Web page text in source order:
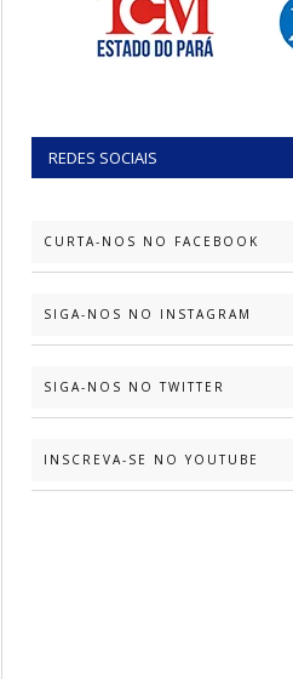
REDES SOCIAIS
CURTA-NOS NO FACEBOOK
SIGA-NOS NO INSTAGRAM
SIGA-NOS NO TWITTER
INSCREVA-SE NO YOUTUBE